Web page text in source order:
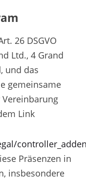
26 DSGVO
Ltd., 4 Grand
und das
gemeinsame
Link
Präsenzen in
insbesondere